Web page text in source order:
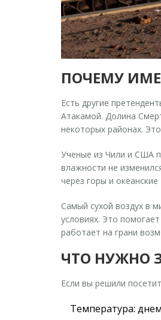
ПОЧЕМУ
Есть другие
Атакамой. Долина
некоторых районах.
Ученые из Чили и США
влажности не
через горы и океанские
Самый сухой воздух в
условиях. Это
работает на грани
ЧТО НУЖНО
Если вы решили
Температура: